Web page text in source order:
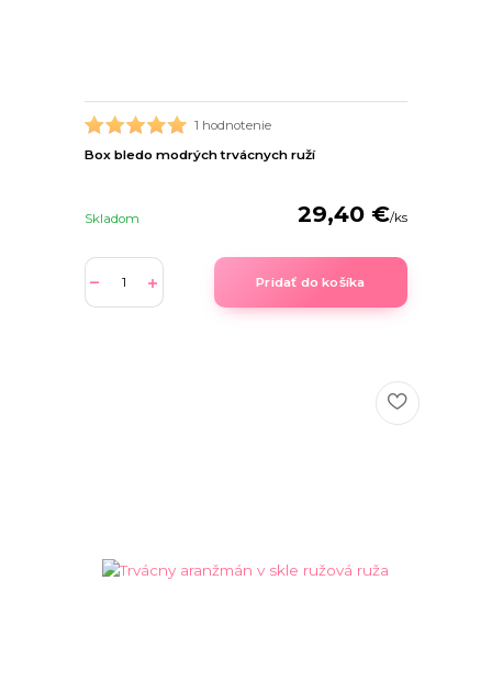
1 hodnotenie
Box bledo modrých trvácnych ruží
29,40 €/ks
Skladom
Pridať do košíka